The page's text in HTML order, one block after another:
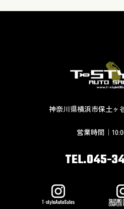
神奈川県横浜市保土ヶ
営業時間｜
TEL.045-